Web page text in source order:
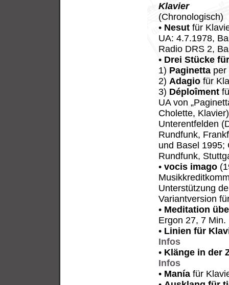
Klavier
(Chronologisch)
• Nesut für
UA: 4.7.1978,
Radio DRS 2,
• Drei Stücke
1) Paginetta per
2) Adagio für
3) Déploîment
UA von
Cholette,
Unterentfelden
Rundfunk,
und Basel 1995;
Rundfunk,
•vocis imago
Unterstützung
Variantversion
• Meditation
Ergon 27, 7 Min.
• Linien für
Infos
• Klänge in der
Infos
• Manía für